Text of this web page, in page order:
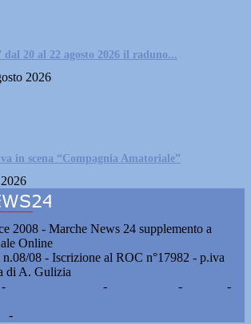
20 al 22 agosto 2026 il raduno...
2026
in scena “Compagnia Amatoriale”
2008 - Marche News 24 supplemento a
Online
n.08/08 - Iscrizione al ROC n°17982 - p.iva
di A. Gulizia
- - -
-
-